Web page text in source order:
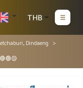
THB
Dindaeng